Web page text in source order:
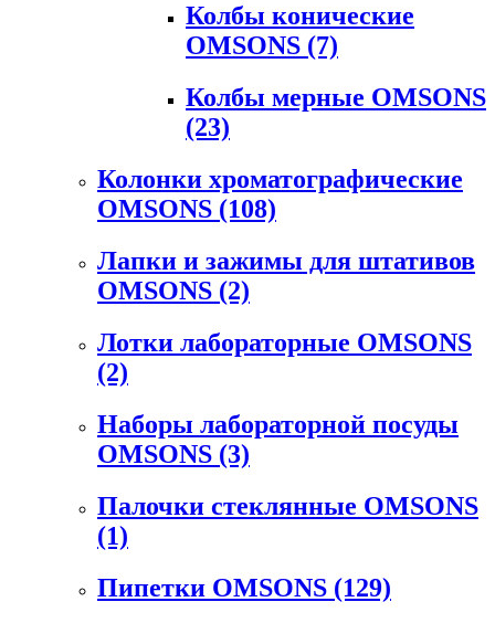
Колбы конические
OMSONS (7)
Колбы мерные OMSONS
(23)
Колонки хроматографические
OMSONS (108)
Лапки и зажимы для штативов
OMSONS (2)
Лотки лабораторные OMSONS
(2)
Наборы лабораторной посуды
OMSONS (3)
Палочки стеклянные OMSONS
(1)
Пипетки OMSONS (129)